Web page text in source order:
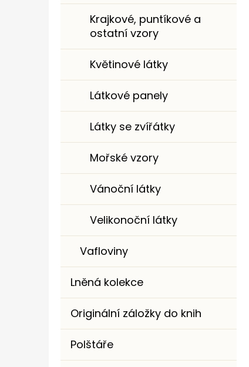
Krajkové, puntíkové a
ostatní vzory
Květinové látky
Látkové panely
Látky se zvířátky
Mořské vzory
Vánoční látky
Velikonoční látky
Vafloviny
Lněná kolekce
Originální záložky do knih
Polštáře